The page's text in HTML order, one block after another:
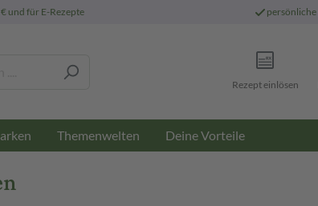
und für E-Rezepte persönliche
Rezept einlösen
Themenwelten Deine Vorteile